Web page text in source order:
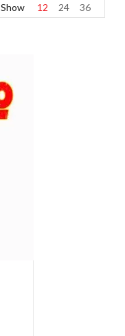
Show 12 24 36